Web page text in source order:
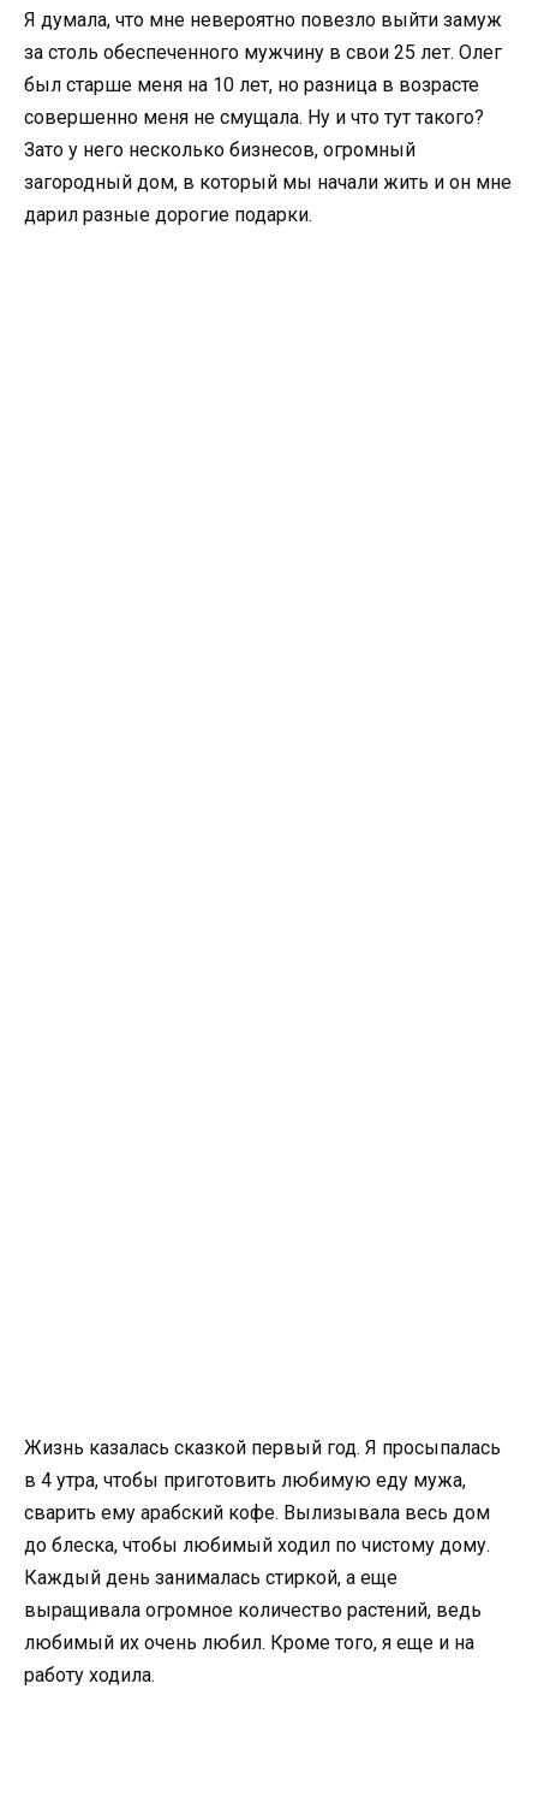
Я думала, что мне невероятно повезло выйти замуж
за столь обеспеченного мужчину в свои 25 лет. Олег
был старше меня на 10 лет, но разница в возрасте
совершенно меня не смущала. Ну и что тут такого?
Зато у него несколько бизнесов, огромный
загородный дом, в который мы начали жить и он мне
дарил разные дорогие подарки.
Жизнь казалась сказкой первый год. Я просыпалась
в 4 утра, чтобы приготовить любимую еду мужа,
сварить ему арабский кофе. Вылизывала весь дом
до блеска, чтобы любимый ходил по чистому дому.
Каждый день занималась стиркой, а еще
выращивала огромное количество растений, ведь
любимый их очень любил. Кроме того, я еще и на
работу ходила.